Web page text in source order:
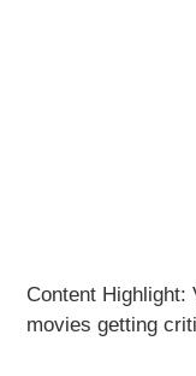
Content Highlight:
movies getting